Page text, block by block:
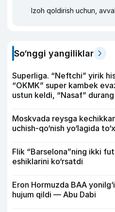
Izoh qoldirish uchun, avval
So‘nggi yangiliklar
Superliga. “Neftchi” yirik
“OKMK” super kambek
ustun keldi, “Nasaf”
Moskvada reysga
uchish-qo‘nish yo‘lagida
Flik “Barselona”ning ikki
eshiklarini ko‘rsatdi
Eron Hormuzda BAA
hujum qildi — Abu Dabi